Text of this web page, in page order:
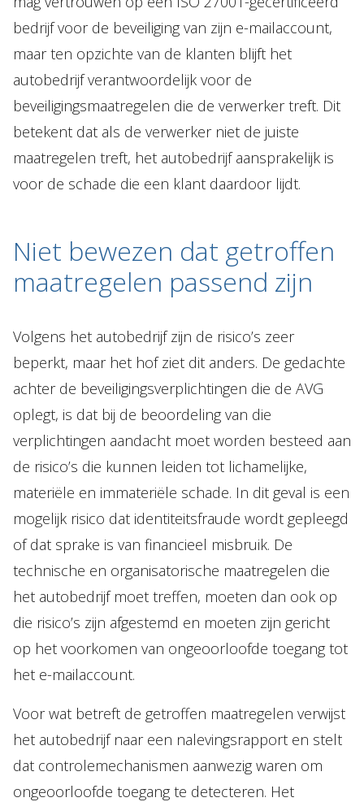
bedrijf voor de beveiliging van zijn e-mailaccount,
maar ten opzichte van de klanten blijft het
autobedrijf verantwoordelijk voor de
beveiligingsmaatregelen die de verwerker treft. Dit
betekent dat als de verwerker niet de juiste
maatregelen treft, het autobedrijf aansprakelijk is
voor de schade die een klant daardoor lijdt.
Niet bewezen dat getroffen
maatregelen passend zijn
Volgens het autobedrijf zijn de risico’s zeer
beperkt, maar het hof ziet dit anders. De gedachte
achter de beveiligingsverplichtingen die de AVG
oplegt, is dat bij de beoordeling van die
verplichtingen aandacht moet worden besteed aan
de risico’s die kunnen leiden tot lichamelijke,
materiële en immateriële schade. In dit geval is een
mogelijk risico dat identiteitsfraude wordt gepleegd
of dat sprake is van financieel misbruik. De
technische en organisatorische maatregelen die
het autobedrijf moet treffen, moeten dan ook op
die risico’s zijn afgestemd en moeten zijn gericht
op het voorkomen van ongeoorloofde toegang tot
het e-mailaccount.
Voor wat betreft de getroffen maatregelen verwijst
het autobedrijf naar een nalevingsrapport en stelt
dat controlemechanismen aanwezig waren om
ongeoorloofde toegang te detecteren. Het